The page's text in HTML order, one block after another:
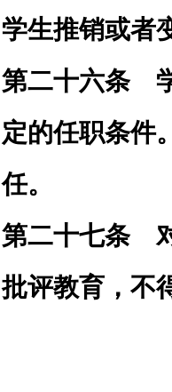
学生推销或者
第二十六条
定的任职条件
任。
第二十七条
批评教育，不